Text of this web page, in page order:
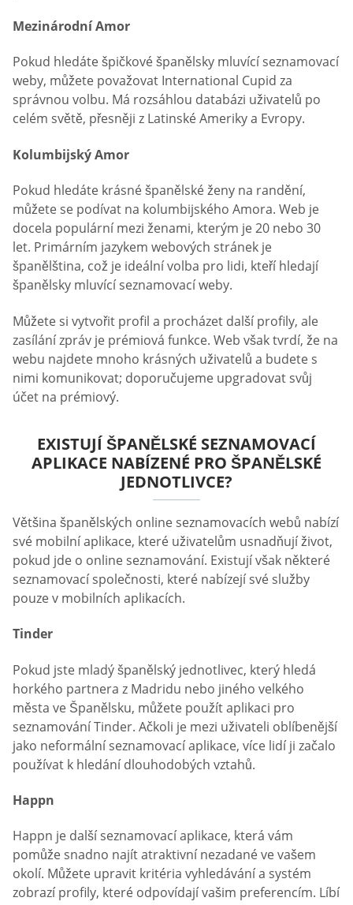
Mezinárodní Amor
Pokud hledáte špičkové španělsky mluvící seznamovací
weby, můžete považovat International Cupid za
správnou volbu. Má rozsáhlou databázi uživatelů po
celém světě, přesněji z Latinské Ameriky a Evropy.
Kolumbijský Amor
Pokud hledáte krásné španělské ženy na randění,
můžete se podívat na kolumbijského Amora. Web je
docela populární mezi ženami, kterým je 20 nebo 30
let. Primárním jazykem webových stránek je
španělština, což je ideální volba pro lidi, kteří hledají
španělsky mluvící seznamovací weby.
Můžete si vytvořit profil a procházet další profily, ale
zasílání zpráv je prémiová funkce. Web však tvrdí, že na
webu najdete mnoho krásných uživatelů a budete s
nimi komunikovat; doporučujeme upgradovat svůj
účet na prémiový.
EXISTUJÍ ŠPANĚLSKÉ SEZNAMOVACÍ
APLIKACE NABÍZENÉ PRO ŠPANĚLSKÉ
JEDNOTLIVCE?
Většina španělských online seznamovacích webů nabízí
své mobilní aplikace, které uživatelům usnadňují život,
pokud jde o online seznamování. Existují však některé
seznamovací společnosti, které nabízejí své služby
pouze v mobilních aplikacích.
Tinder
Pokud jste mladý španělský jednotlivec, který hledá
horkého partnera z Madridu nebo jiného velkého
města ve Španělsku, můžete použít aplikaci pro
seznamování Tinder. Ačkoli je mezi uživateli oblíbenější
jako neformální seznamovací aplikace, více lidí ji začalo
používat k hledání dlouhodobých vztahů.
Happn
Happn je další seznamovací aplikace, která vám
pomůže snadno najít atraktivní nezadané ve vašem
okolí. Můžete upravit kritéria vyhledávání a systém
zobrazí profily, které odpovídají vašim preferencím. Líbí